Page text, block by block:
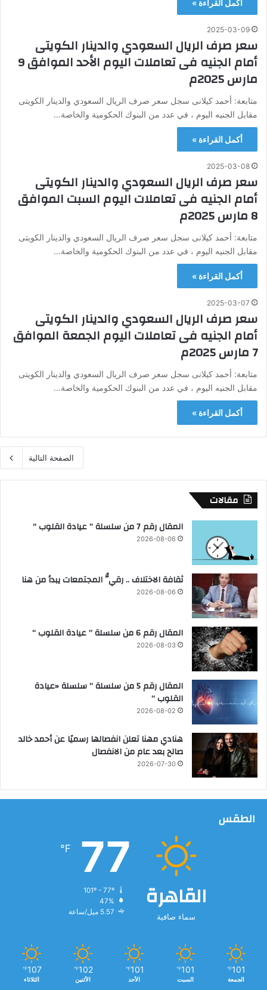
أكمل القراءة »
2025-03-09
سعر صرف الريال السعودي والدينار الكويتى
أمام الجنيه فى تعاملات اليوم الأحد الموافق 9
مارس 2025م
متابعة: أحمد كيلانى سجل سعر صرف الريال السعودي والدينار الكويتى
مقابل الجنيه اليوم ، في عدد من البنوك الحكومية والخاصة…
أكمل القراءة »
2025-03-08
سعر صرف الريال السعودي والدينار الكويتى
أمام الجنيه فى تعاملات اليوم السبت الموافق
8 مارس 2025م
متابعة: أحمد كيلانى سجل سعر صرف الريال السعودي والدينار الكويتى
مقابل الجنيه اليوم ، في عدد من البنوك الحكومية والخاصة…
أكمل القراءة »
2025-03-07
سعر صرف الريال السعودي والدينار الكويتى
أمام الجنيه فى تعاملات اليوم الجمعة الموافق
7 مارس 2025م
متابعة: أحمد كيلانى سجل سعر صرف الريال السعودي والدينار الكويتى
مقابل الجنيه اليوم ، في عدد من البنوك الحكومية والخاصة…
أكمل القراءة »
الصفحة التالية
مقالات
المقال رقم 7 من سلسلة ” عيادة القلوب “
2026-08-06
ثقافة الاختلاف .. رقيُّ المجتمعات يبدأ من هنا
2026-08-06
المقال رقم 6 من سلسلة ” عيادة القلوب “
2026-08-03
المقال رقم 5 من سلسلة ” سلسلة «عيادة
القلوب “
2026-08-02
هنادي مهنا تعلن انفصالها رسميًا عن أحمد خالد
صالح بعد عام من الانفصال
2026-07-30
الطقس
القاهرة
سماء صافية
77
℉
47%
5.57 ميل/ساعة
101
℉
الجمعة
101
℉
السبت
101
℉
الأحد
102
℉
الأثنين
107
℉
الثلاثاء